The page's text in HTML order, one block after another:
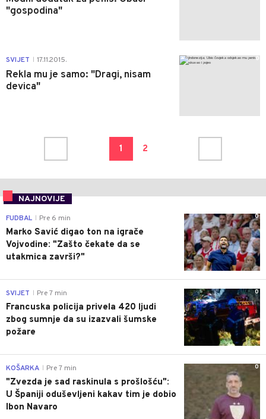
"gospodina"
SVIJET 17.11.2015.
Rekla mu je samo: "Dragi, nisam
devica"
0
1 2
NAJNOVIJE
0
FUDBAL Pre 6 min
Marko Savić digao ton na igrače
Vojvodine: "Zašto čekate da se
utakmica završi?"
0
SVIJET Pre 7 min
Francuska policija privela 420 ljudi
zbog sumnje da su izazvali šumske
požare
0
KOŠARKA Pre 7 min
"Zvezda je sad raskinula s prošlošću":
U Španiji oduševljeni kakav tim je dobio
Ibon Navaro